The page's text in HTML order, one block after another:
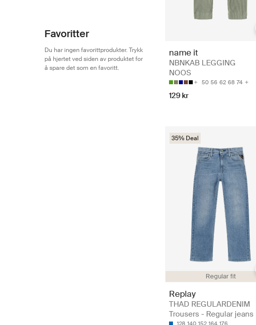
Favoritter
Du har ingen favorittprodukter. Trykk
på hjertet ved siden av produktet for
å spare det som en favoritt.
name it
NBNKAB LEGGING
NOOS
50 56 62 68 74
129 kr
Regular fit
35% Deal
Replay
THAD REGULARDENIM
Trousers - Regular jeans
128 140 152 164 176